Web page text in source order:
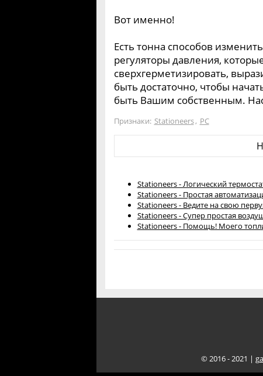
Вот именно!
Есть тонна способов
регуляторы давления,
сверхгерметизировать,
быть достаточно, чтобы
быть Вашим собственным.
Признаки: Stationeers, PC
Stationeers - Логический
Stationeers - Простая
Stationeers - Ведите на свою
Stationeers - Супер простая
Stationeers - Помощь! Моего
© 2016 - 2021 |